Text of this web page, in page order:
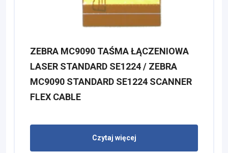
ZEBRA MC9090 TAŚMA ŁĄCZENIOWA
LASER STANDARD SE1224 / ZEBRA
MC9090 STANDARD SE1224 SCANNER
FLEX CABLE
Czytaj więcej